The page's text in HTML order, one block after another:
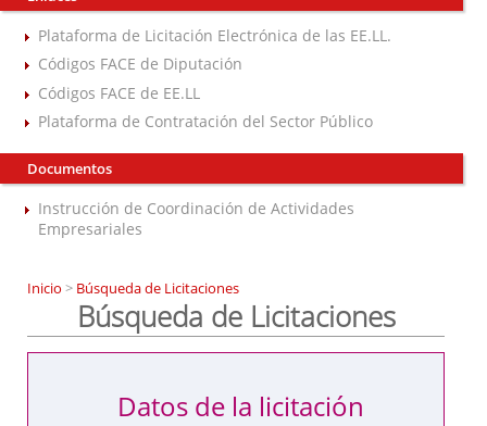
Plataforma de Licitación Electrónica de las EE.LL.
Códigos FACE de Diputación
Códigos FACE de EE.LL
Plataforma de Contratación del Sector Público
Documentos
Instrucción de Coordinación de Actividades
Empresariales
Inicio > Búsqueda de Licitaciones
Búsqueda de Licitaciones
Datos de la licitación